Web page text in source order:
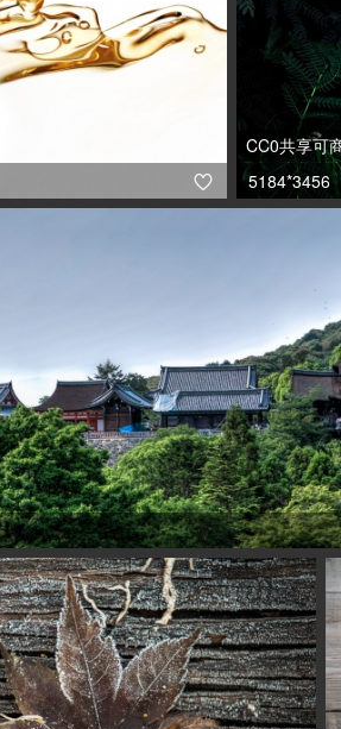

CC0共享可
5184*3456